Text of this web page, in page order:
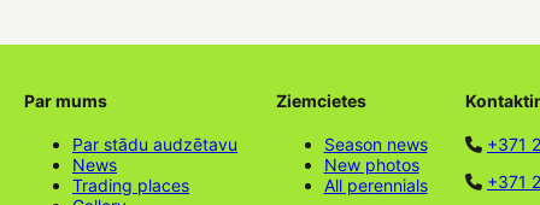
Par mums
Par stādu audzētavu
News
Trading places
Ziemcietes
Season news
New photos
All perennials
+371
+371